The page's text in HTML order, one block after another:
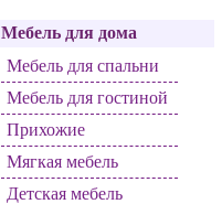
Мебель для дома
Мебель для спальни
Мебель для гостиной
Прихожие
Мягкая мебель
Детская мебель